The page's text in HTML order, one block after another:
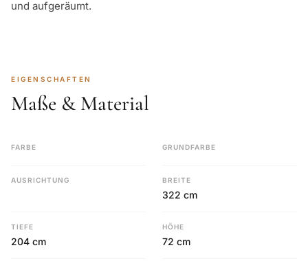
und aufgeräumt.
EIGENSCHAFTEN
Maße & Material
FARBE GRUNDFARBE
AUSRICHTUNG BREITE
322 cm
TIEFE
204 cm
HÖHE
72 cm